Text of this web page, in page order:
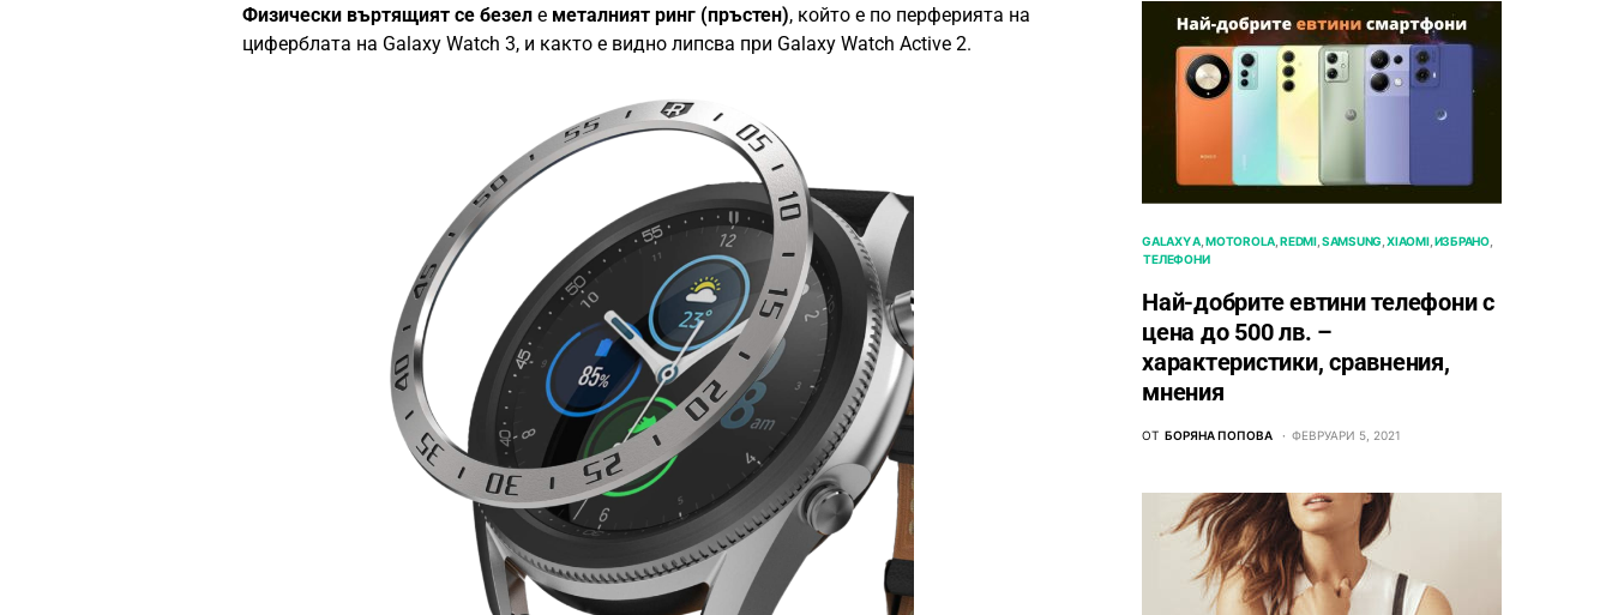
Физически въртящият се безел е металният ринг (пръстен), който е по перферията на
циферблата на Galaxy Watch 3, и както е видно липсва при Galaxy Watch Active 2.
GALAXY A MOTOROLA REDMI SAMSUNG XIAOMI ИЗБРАНО
ТЕЛЕФОНИ
Най-добрите евтини телефони с
ценa до 500 лв. –
характeристики, сравнения,
мнения
ОТ БОРЯНА ПОПОВА ФЕВРУАРИ 5, 2021